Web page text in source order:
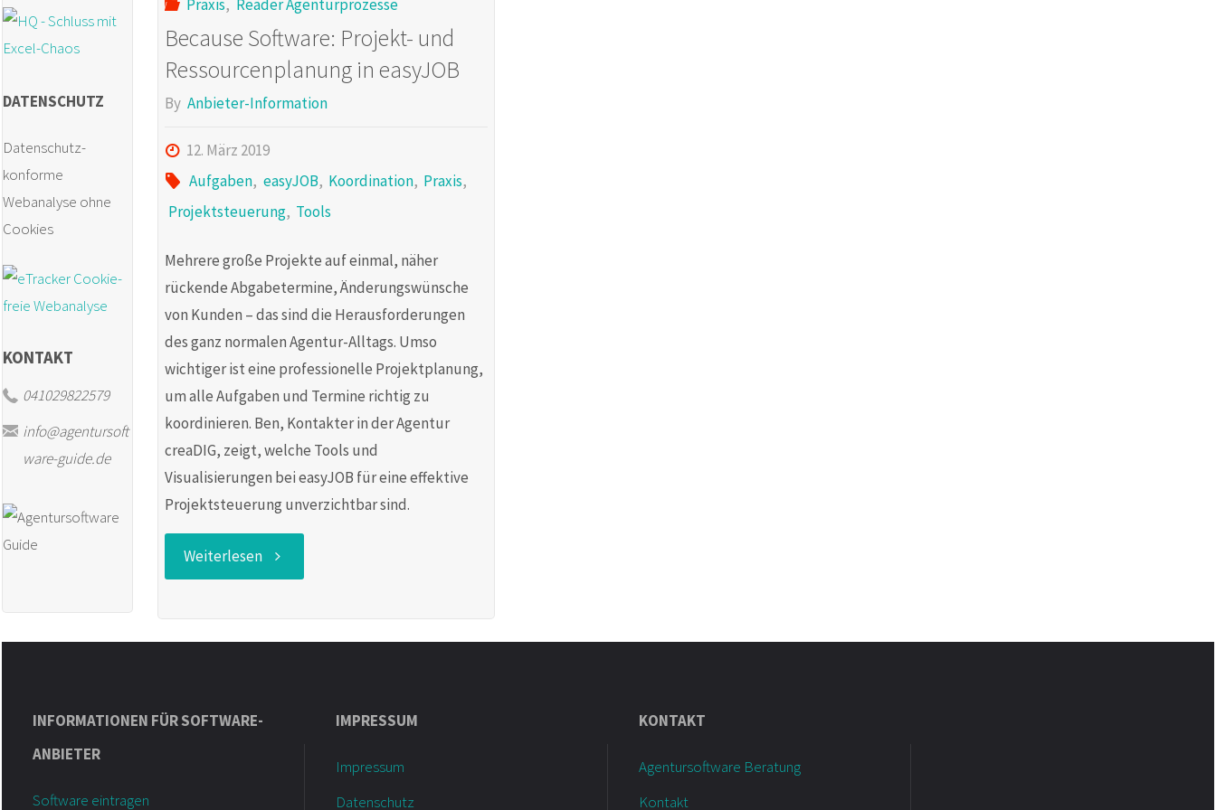
Praxis, Reader Agenturprozesse
Because Software: Projekt- und
Ressourcenplanung in easyJOB
By Anbieter-Information
12. März 2019
Aufgaben, easyJOB, Koordination, Praxis,
Projektsteuerung, Tools
Mehrere große Projekte auf einmal, näher
rückende Abgabetermine, Änderungswünsche
von Kunden – das sind die Herausforderungen
des ganz normalen Agentur-Alltags. Umso
wichtiger ist eine professionelle Projektplanung,
um alle Aufgaben und Termine richtig zu
koordinieren. Ben, Kontakter in der Agentur
creaDIG, zeigt, welche Tools und
Visualisierungen bei easyJOB für eine effektive
Projektsteuerung unverzichtbar sind.
Weiterlesen"Because
Projekt-
DATENSCHUTZ
Datenschutz-
konforme
Webanalyse ohne
Cookies
KONTAKT
041029822579
info@agentursoft
ware-guide.de
INFORMATIONEN FÜR SOFTWARE-
ANBIETER
Software eintragen
IMPRESSUM
Impressum
Datenschutz
KONTAKT
Agentursoftware Beratung
Kontakt